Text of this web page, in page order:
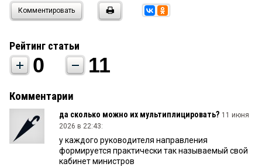
Комментировать
Рейтинг статьи
0 11
Комментарии
да сколько можно их мультиплицировать? 11 июня
2026 в 22:43:
у каждого руководителя направления
формируется практически так называемый свой
кабинет министров